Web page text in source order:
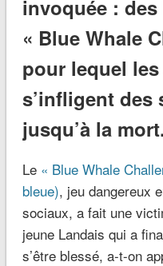
invoquée :
« Blue Whale
pour lequel
s’infligent des
jusqu’à la
Le « Blue Whale
bleue), jeu dangereux
sociaux, a fait une
jeune Landais qui a
s’être blessé, a-t-on